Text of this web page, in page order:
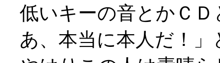
低いキーの音とかＣ
あ、本当に本人だ！